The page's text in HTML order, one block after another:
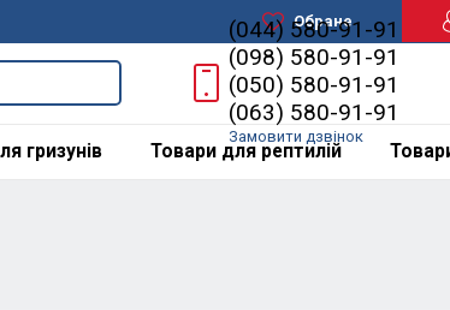
Обране
(044) 580-91-91
(098) 580-91-91
(050) 580-91-91
(063) 580-91-91
Замовити дзвінок
гризунів Товари для рептилій